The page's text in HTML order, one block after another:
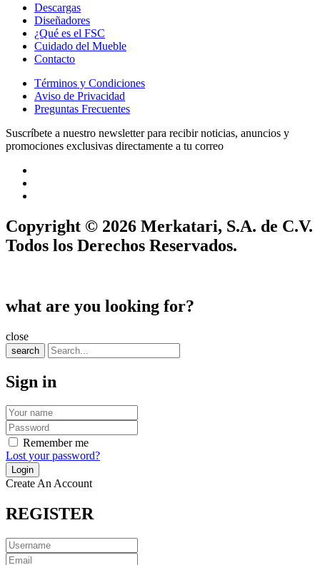
Descargas
Diseñadores
¿Qué es el FSC
Cuidado del Mueble
Contacto
Términos y Condiciones
Aviso de Privacidad
Preguntas Frecuentes
Suscríbete a nuestro newsletter para recibir noticias, anuncios y
promociones exclusivas directamente a tu correo
Copyright © 2026 Merkatari, S.A. de C.V.
Todos los Derechos Reservados.
what are you looking for?
close
search
Sign in
Remember me
Lost your password?
Create An Account
REGISTER